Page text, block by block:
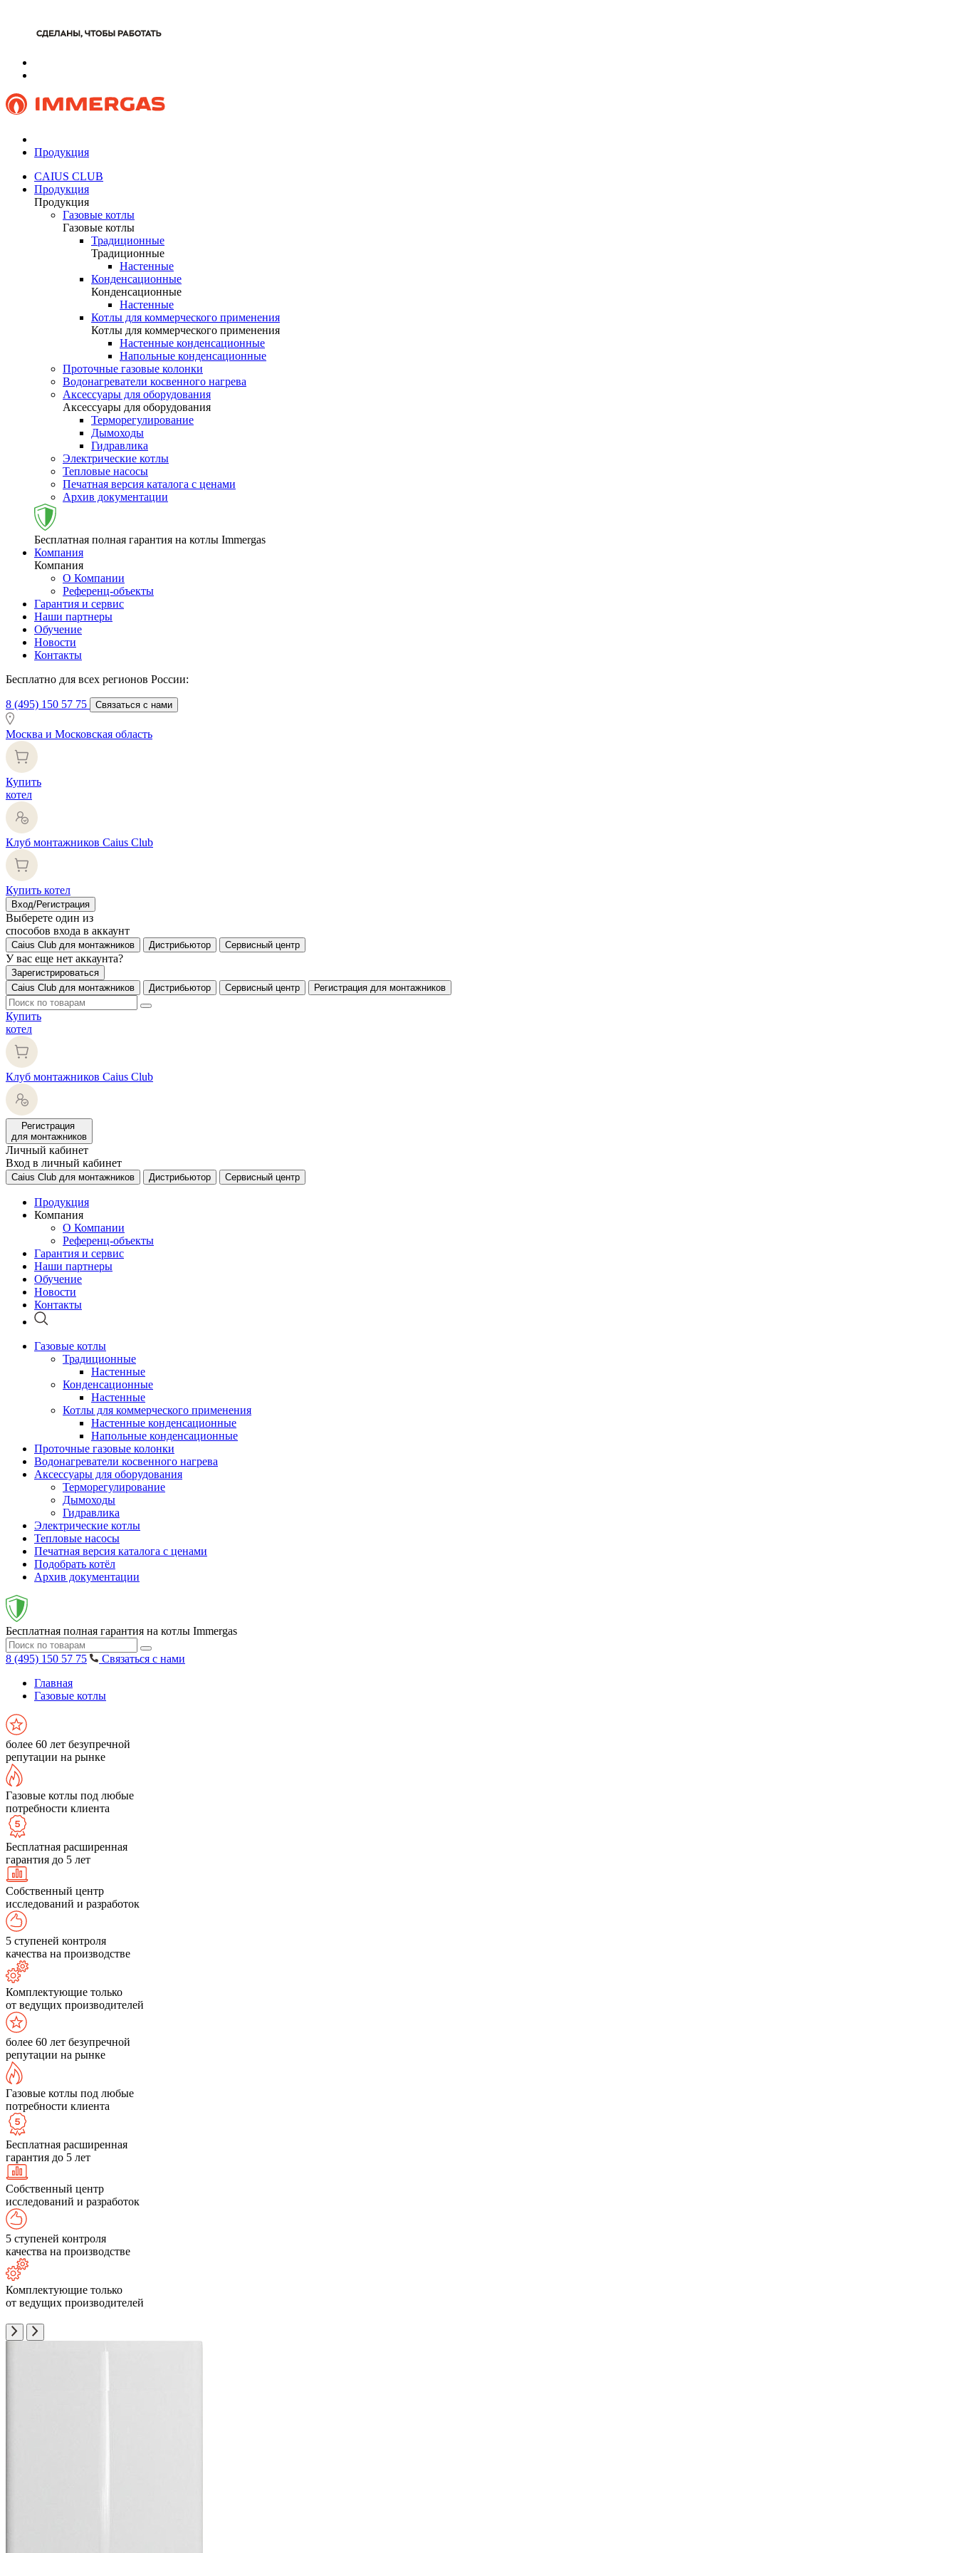
Продукция
CAIUS CLUB
Продукция
Продукция
Газовые котлы
Газовые котлы
Традиционные
Традиционные
Настенные
Конденсационные
Конденсационные
Настенные
Котлы для коммерческого применения
Котлы для коммерческого применения
Настенные конденсационные
Напольные конденсационные
Проточные газовые колонки
Водонагреватели косвенного нагрева
Аксессуары для оборудования
Аксессуары для оборудования
Терморегулирование
Дымоходы
Гидравлика
Электрические котлы
Тепловые насосы
Печатная версия каталога с ценами
Архив документации
Бесплатная полная гарантия на котлы Immergas
Компания
Компания
О Компании
Референц-объекты
Гарантия и сервис
Наши партнеры
Обучение
Новости
Контакты
Бесплатно для всех регионов России:
8 (495) 150 57 75 Связаться с нами
Москва и Московская область
Купить
котел
Клуб монтажников Caius Club
Купить котел
Вход/Регистрация
Выберете один из
способов входа в аккаунт
Caius Club для монтажников Дистрибьютор Сервисный центр
У вас еще нет аккаунта?
Зарегистрироваться
Caius Club для монтажников
Дистрибьютор Сервисный центр Регистрация для монтажников
Купить
котел
Клуб монтажников Caius Club
Регистрация
для монтажников
Личный кабинет
Вход в личный кабинет
Caius Club для монтажников Дистрибьютор Сервисный центр
Продукция
Компания
О Компании
Референц-объекты
Гарантия и сервис
Наши партнеры
Обучение
Новости
Контакты
Газовые котлы
Традиционные
Настенные
Конденсационные
Настенные
Котлы для коммерческого применения
Настенные конденсационные
Напольные конденсационные
Проточные газовые колонки
Водонагреватели косвенного нагрева
Аксессуары для оборудования
Терморегулирование
Дымоходы
Гидравлика
Электрические котлы
Тепловые насосы
Печатная версия каталога с ценами
Подобрать котёл
Архив документации
Бесплатная полная гарантия на котлы Immergas
8 (495) 150 57 75
Связаться с нами
Главная
Газовые котлы
более 60 лет безупречной
репутации на рынке
Газовые котлы под любые
потребности клиента
Бесплатная расширенная
гарантия до 5 лет
Собственный центр
исследований и разработок
5 ступеней контроля
качества на производстве
Комплектующие только
от ведущих производителей
более 60 лет безупречной
репутации на рынке
Газовые котлы под любые
потребности клиента
Бесплатная расширенная
гарантия до 5 лет
Собственный центр
исследований и разработок
5 ступеней контроля
качества на производстве
Комплектующие только
от ведущих производителей